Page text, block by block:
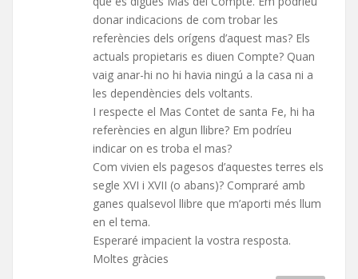
donar indicacions de com trobar les
referències dels orígens d’aquest mas? Els
actuals propietaris es diuen Compte? Quan
vaig anar-hi no hi havia ningú a la casa ni a
les dependències dels voltants.
I respecte el Mas Contet de santa Fe, hi ha
referències en algun llibre? Em podríeu
indicar on es troba el mas?
Com vivien els pagesos d’aquestes terres els
segle XVI i XVII (o abans)? Compraré amb
ganes qualsevol llibre que m’aporti més llum
en el tema.
Esperaré impacient la vostra resposta.
Moltes gràcies